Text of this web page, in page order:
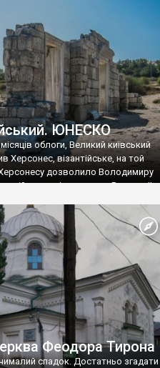
викрадені з фондів об’єкту
«Херсонеса Таврійського».
Візантії», але експерти та
це лише […]
ЮНЕСКО
облоги, Великий київський
Херсонес, візантійське, на той
дозволило Володимиру
імператору Василю ІІ,
став Василем-
Хрещення Русі. На честь
місто […]
Феодора Тирона
спадок. Достатньо згадати